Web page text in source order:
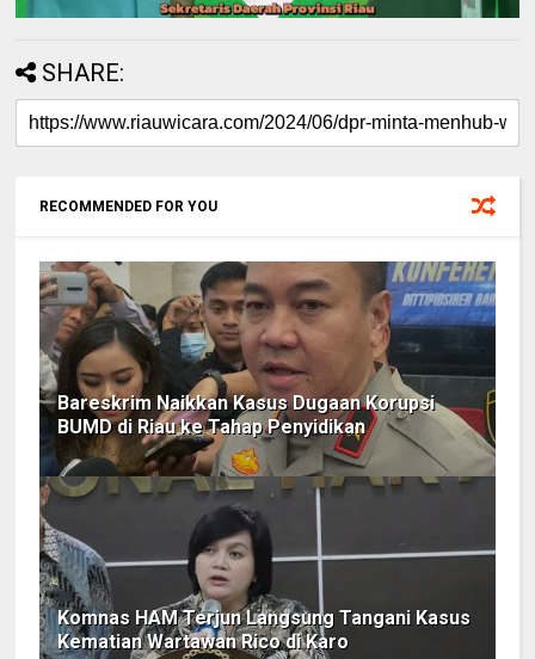
SHARE:
RECOMMENDED FOR YOU
Bareskrim Naikkan Kasus Dugaan Korupsi
BUMD di Riau ke Tahap Penyidikan
Komnas HAM Terjun Langsung Tangani Kasus
Kematian Wartawan Rico di Karo